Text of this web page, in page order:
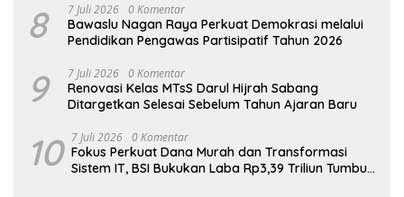
8 7 Juli 2026 0 Komentar
Bawaslu Nagan Raya Perkuat Demokrasi melalui
Pendidikan Pengawas Partisipatif Tahun 2026
9 7 Juli 2026 0 Komentar
Renovasi Kelas MTsS Darul Hijrah Sabang
Ditargetkan Selesai Sebelum Tahun Ajaran Baru
10 7 Juli 2026 0 Komentar
Fokus Perkuat Dana Murah dan Transformasi
Sistem IT, BSI Bukukan Laba Rp3,39 Triliun Tumbuh